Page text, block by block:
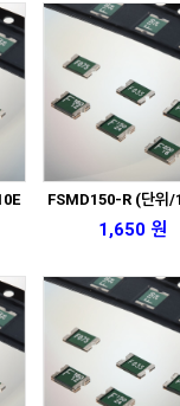
FSMD150-R (단위/
1,650 원